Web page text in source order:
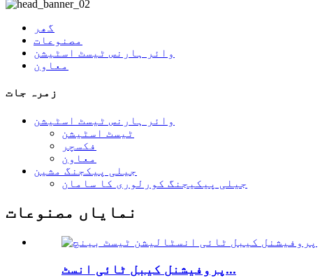
گھر
مصنوعات
وائر ہارنس ٹیسٹ اسٹیشن
معاون
زمرہ جات
وائر ہارنس ٹیسٹ اسٹیشن
ٹیسٹ اسٹیشن
فکسچر
معاون
جیلی پیکجنگ مشین
جیلی پیکیجنگ کورلوری کا سامان
نمایاں مصنوعات
پروفیشنل کیبل ٹائی انسٹ...